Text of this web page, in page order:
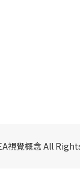
視覺概念 All